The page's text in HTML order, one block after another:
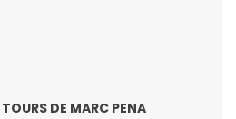
DE MARC PENA